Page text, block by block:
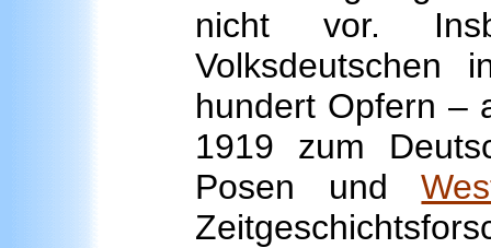
nicht vor.
Volksdeutschen
hundert Opfern –
1919 zum
Posen und